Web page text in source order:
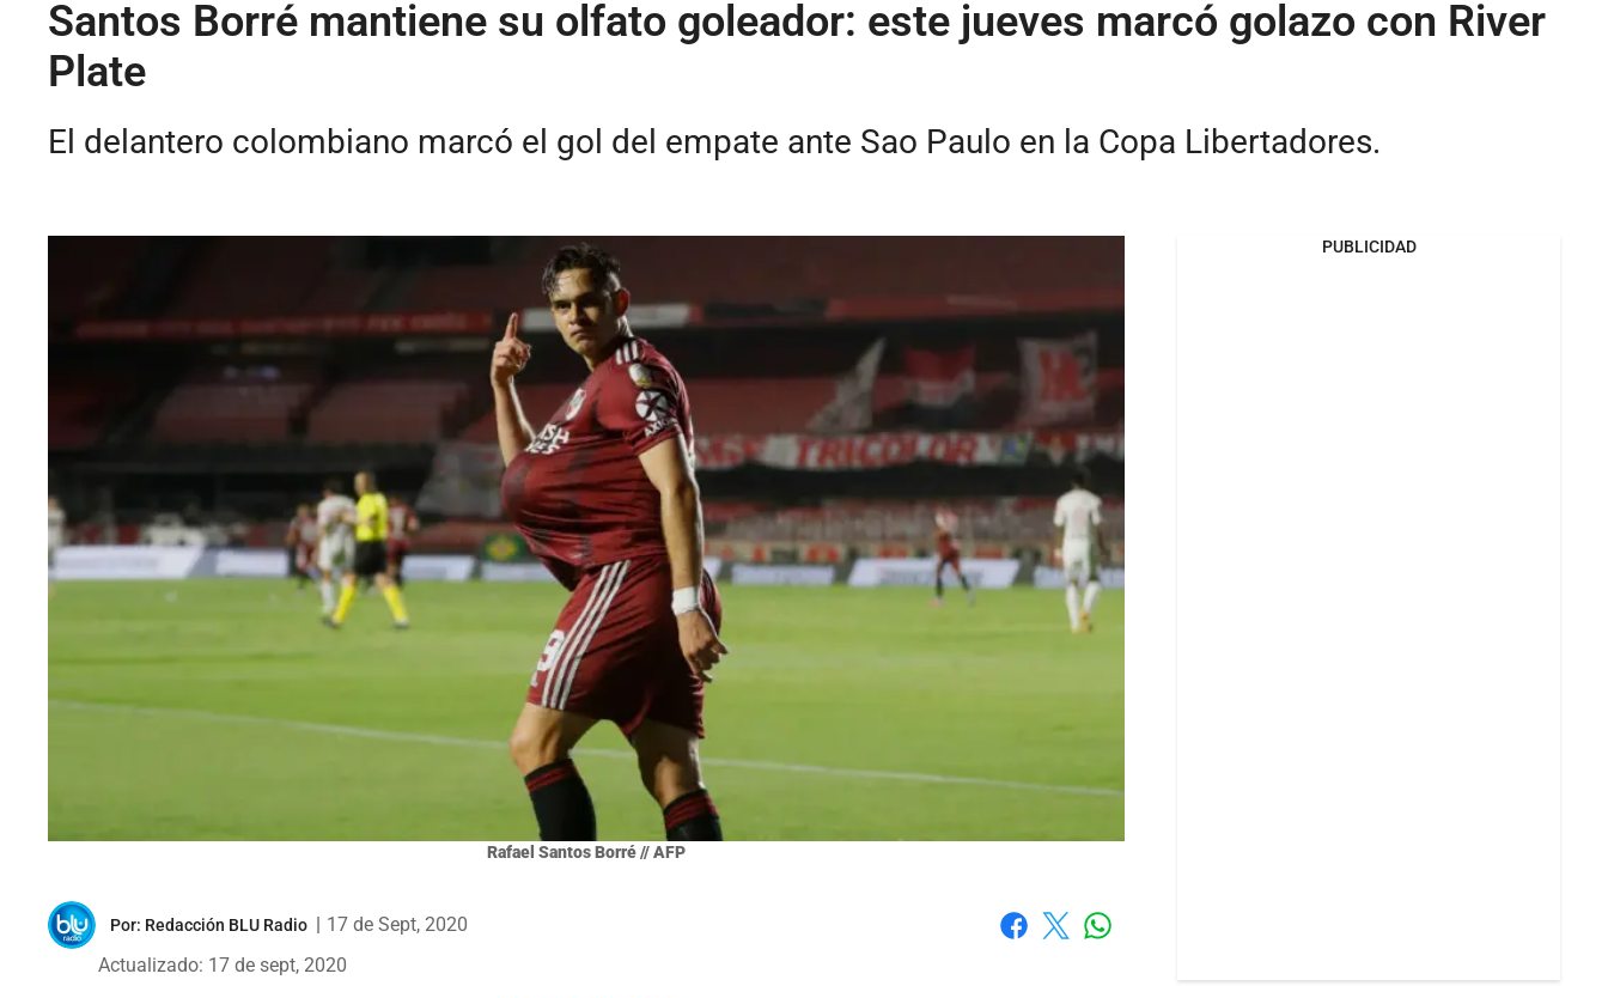
Santos Borré mantiene su olfato goleador: este jueves marcó golazo con River
Plate
El delantero colombiano marcó el gol del empate ante Sao Paulo en la Copa Libertadores.
Rafael Santos Borré // AFP
Por: Redacción BLU Radio
17 de Sept, 2020
Actualizado: 17 de sept, 2020
PUBLICIDAD